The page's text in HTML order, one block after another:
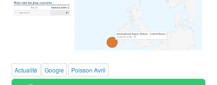
Actualité Google Poisson Avril